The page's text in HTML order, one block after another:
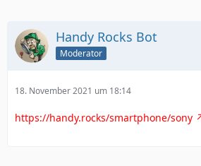
Handy Rocks Bot
Moderator
18. November 2021 um 18:14
https://handy.rocks/smartphone/sony